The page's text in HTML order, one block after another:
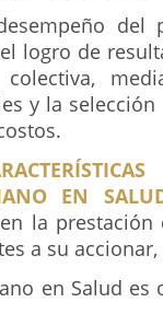
del
logro de
y la
EN
la prestación
a su accionar,
en Salud es